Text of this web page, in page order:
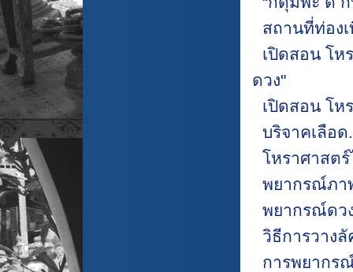
สถานที่ท่อง
เปิดสอน โห
ดวง"
เปิดสอน โห
บริจาคเลือ
โหราศาสต
พยากรณ์ภา
พยากรณ์ดว
วิธีการวางลั
การพยากร